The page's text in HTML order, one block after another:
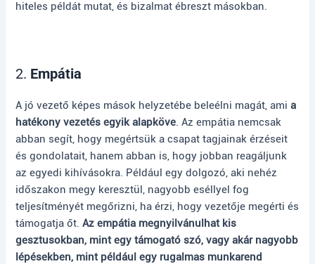
hiteles példát mutat, és bizalmat ébreszt másokban.
2. Empátia
A jó vezető képes mások helyzetébe beleélni magát, amia
hatékony vezetés egyik alapköve. Az empátia nemcsak
abban segít, hogy megértsük a csapat tagjainak érzéseit
és gondolatait, hanem abban is, hogy jobban reagáljunk
az egyedi kihívásokra. Például egy dolgozó, aki nehéz
időszakon megy keresztül, nagyobb eséllyel fog
teljesítményét megőrizni, ha érzi, hogy vezetője megérti és
támogatja őt.Az empátia megnyilvánulhat kis
gesztusokban, mint egy támogató szó, vagy akár nagyobb
lépésekben, mint például egy rugalmas munkarend